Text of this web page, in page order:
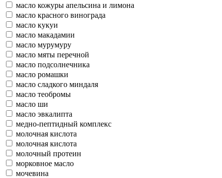
масло кожуры апельсина и лимона
масло красного винограда
масло кукуи
масло макадамии
масло мурумуру
масло мяты перечной
масло подсолнечника
масло ромашки
масло сладкого миндаля
масло теобромы
масло ши
масло эвкалипта
медно-пептидный комплекс
молочная кислота
молочная кислота
молочный протеин
морковное масло
мочевина